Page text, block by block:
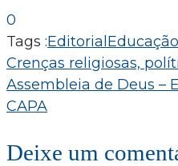
0
Tags :Editorial Educação
Navegação
de
Crenças religiosas,
Assembleia de Deus –
CAPA
Deixe um